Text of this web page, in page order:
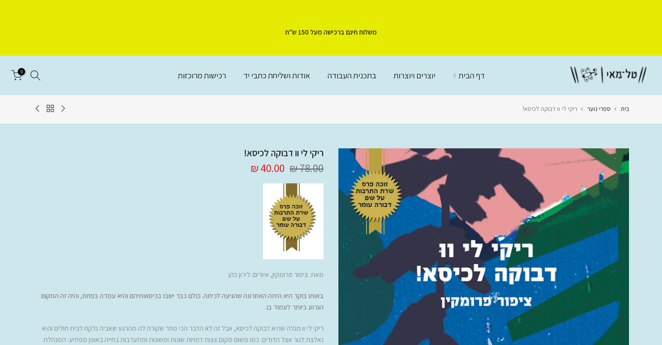
משלוח חינם ברכישה מעל 150 ש"ח
דף הבית יוצרים ויוצרות בתכנית העבודה אודות ושליחת כתבי יד רכישות מרוכזות 0
בית ספרי נוער ריקי לי וו דבוקה לכיסא!
ריקי לי וו דבוקה לכיסא!
78.00 ₪
40.00 ₪
מאת: ציפור פרומקין, איורים: לירון כהן
באותו בוקר היא היתה האחרונה שהגיעה לכיתה. כולם כבר ישבו בכיסאותיהם והיא עמדה בפתח, והיה זה המקום
הגרוע ביותר לעמוד בו.
ריקי לי ווּ מגלה שהיא דבוקה לכיסא, אבל זה לא הדבר הכי מוזר שקורה לה מהרגע שאביה נלקח לבית חולים והיא
נאלצת לגור אצל הדודים. כמו משום מקום צצות דמויות שונות ומשונות ומתערבות בחייה באופן מפתיע: המנהלת